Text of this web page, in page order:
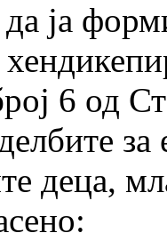
ја
6 од
деца,